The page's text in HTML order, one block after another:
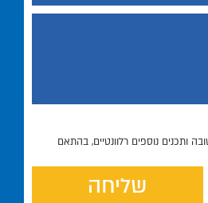
ותכנים נוספים רלוונטיים, בהתאם
שליחה